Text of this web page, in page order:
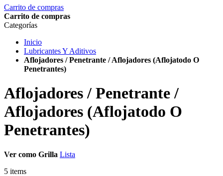
Carrito de compras
Carrito de compras
Categorías
Inicio
Lubricantes Y Aditivos
Aflojadores / Penetrante / Aflojadores (Aflojatodo O
Penetrantes)
Aflojadores / Penetrante /
Aflojadores (Aflojatodo O
Penetrantes)
Ver como Grilla Lista
5 items